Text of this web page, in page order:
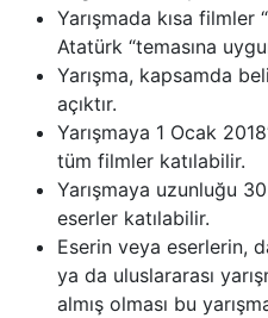
Yarışmada kısa
Atatürk “temasına
Yarışma, kapsamda
açıktır.
Yarışmaya 1 Ocak
tüm filmler katılabilir.
Yarışmaya uzunluğu
eserler katılabilir.
Eserin veya eserlerin,
ya da uluslararası
almış olması bu